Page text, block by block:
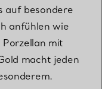
auf besondere
anfühlen wie
mit
macht jeden